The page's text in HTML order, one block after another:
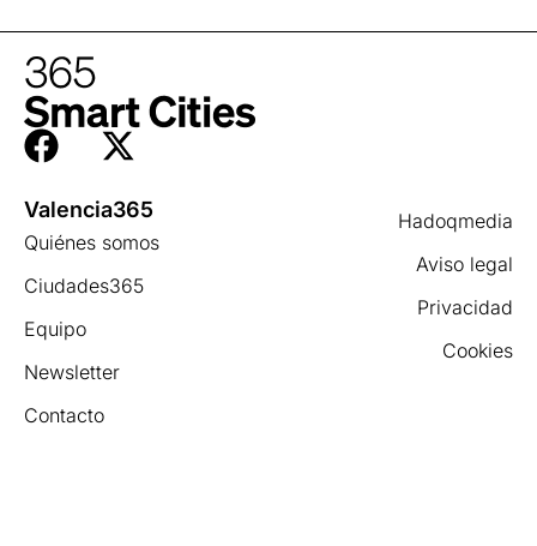
Hadoqmedia
Aviso legal
Privacidad
Cookies
Valencia365
Quiénes somos
Ciudades365
Equipo
Newsletter
Contacto